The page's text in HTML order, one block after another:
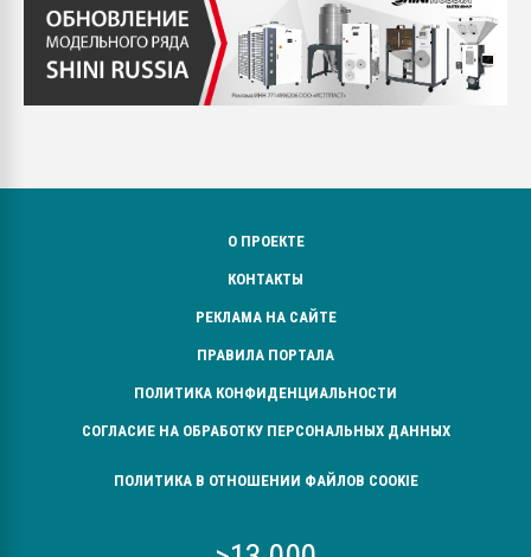
О ПРОЕКТЕ
КОНТАКТЫ
РЕКЛАМА НА САЙТЕ
ПРАВИЛА ПОРТАЛА
ПОЛИТИКА КОНФИДЕНЦИАЛЬНОСТИ
СОГЛАСИЕ НА ОБРАБОТКУ ПЕРСОНАЛЬНЫХ ДАННЫХ
ПОЛИТИКА В ОТНОШЕНИИ ФАЙЛОВ COOKIE